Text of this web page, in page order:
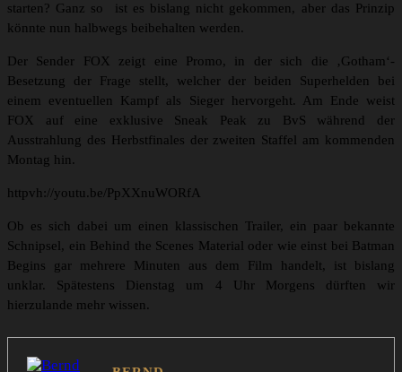
starten? Ganz so ist es bislang nicht gekommen, aber das Prinzip
könnte nun halbwegs beibehalten werden.
Der Sender FOX zeigt eine Promo, in der sich die ‚Gotham‘-
Besetzung der Frage stellt, welcher der beiden Superhelden bei
einem eventuellen Kampf als Sieger hervorgeht. Am Ende weist
FOX auf eine exklusive Sneak Peak zu BvS während der
Ausstrahlung des Herbstfinales der zweiten Staffel am kommenden
Montag hin.
httpvh://youtu.be/PpXXnuWORfA
Ob es sich dabei um einen klassischen Trailer, ein paar bekannte
Schnipsel, ein Behind the Scenes Material oder wie einst bei Batman
Begins gar mehrere Minuten aus dem Film handelt, ist bislang
unklar. Spätestens Dienstag um 4 Uhr Morgens dürften wir
hierzulande mehr wissen.